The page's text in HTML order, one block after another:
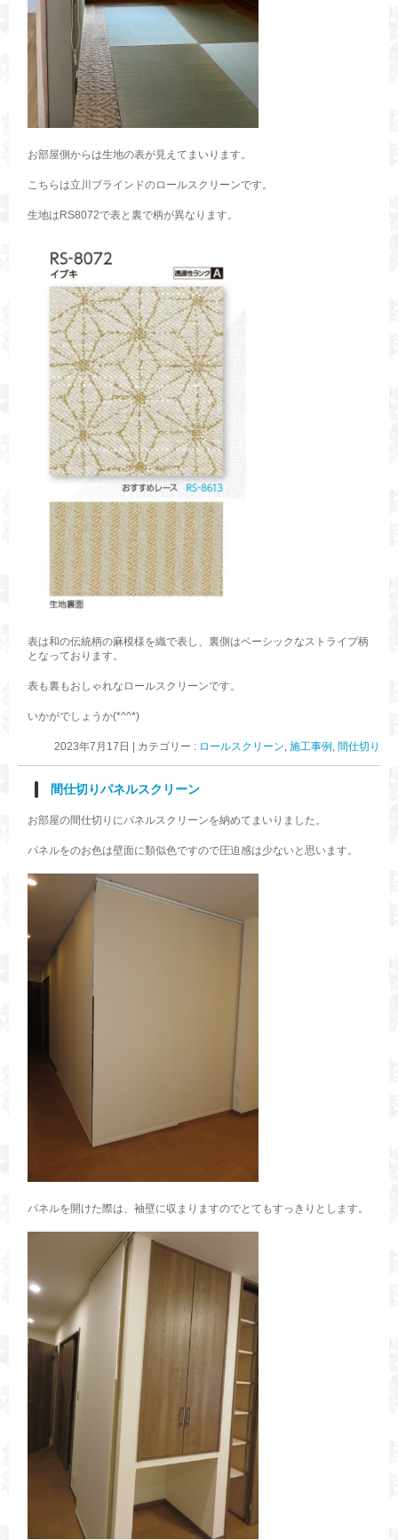
お部屋側からは生地の表が見えてまいります。
こちらは立川ブラインドのロールスクリーンです。
生地はRS8072で表と裏で柄が異なります。
表は和の伝統柄の麻模様を織で表し、裏側はベーシックなストライプ柄
となっております。
表も裏もおしゃれなロールスクリーンです。
いかがでしょうか(*^^*)
2023年7月17日 | カテゴリー : ロールスクリーン 施工事例 間仕切り
間仕切りパネルスクリーン
お部屋の間仕切りにパネルスクリーンを納めてまいりました。
パネルをのお色は壁面に類似色ですので圧迫感は少ないと思います。
パネルを開けた際は、袖壁に収まりますのでとてもすっきりとします。